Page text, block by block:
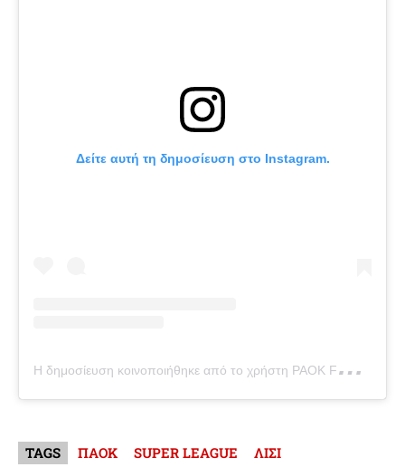
Δείτε αυτή τη δημοσίευση στο Instagram.
Η
δημοσίευση κοινοποιήθηκε από το χρήστη PAOK FC (@paok_fc)
TAGS ΠΑΟΚ SUPER LEAGUE ΛΙΣΙ